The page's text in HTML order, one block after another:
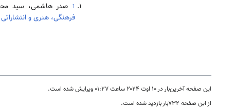
↑ صدر هاشمی، سید محمد (1392).
فرهنگی، هنری و
این صفحه آخرین‌بار در ‏۱۰ اوت ۲۰۲۴ ساعت ‏۰۱:۲۷ ویرایش شده است.
از این صفحه ۷۳۲بار بازدید شده است.